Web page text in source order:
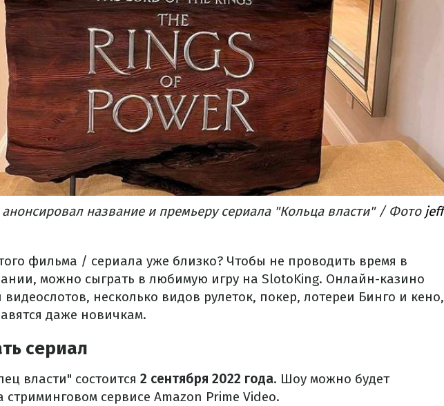
название и премьеру сериала "Кольца власти" / Фото jeff
фильма / сериала уже близко? Чтобы не проводить время в
можно сыграть в любимую игру на SlotoKing. Онлайн-казино
видеослотов, несколько видов рулеток, покер, лотереи Бинго и кено,
даже новичкам.
сериал
власти" состоится 2 сентября 2022 года. Шоу можно будет
стриминговом сервисе Amazon Prime Video.